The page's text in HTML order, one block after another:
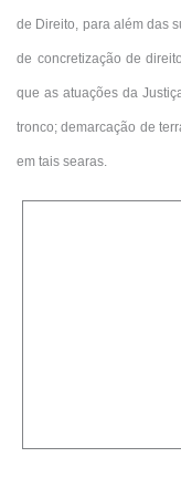
de Direito, para além das
de concretização de
que as atuações da
tronco; demarcação de
em tais searas.